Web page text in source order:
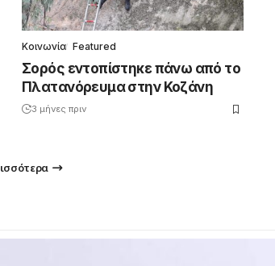
Κοινωνία Featured
Σορός εντοπίστηκε πάνω από το
Πλατανόρευμα στην Κοζάνη
3 μήνες πριν